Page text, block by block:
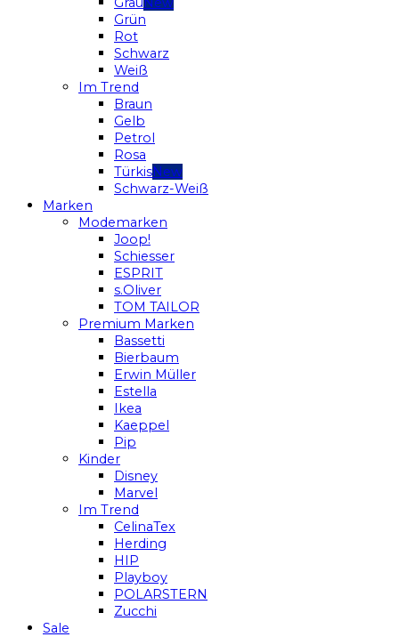
Grün
Rot
Schwarz
Weiß
Im Trend
Braun
Gelb
Petrol
Rosa
Türkis
Schwarz-Weiß
Marken
Modemarken
Joop!
Schiesser
ESPRIT
s.Oliver
TOM TAILOR
Premium Marken
Bassetti
Bierbaum
Erwin Müller
Estella
Ikea
Kaeppel
Pip
Kinder
Disney
Marvel
Im Trend
CelinaTex
Herding
HIP
Playboy
POLARSTERN
Zucchi
Sale